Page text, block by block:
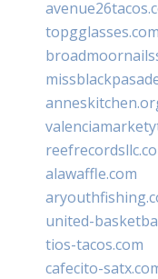
topgglasses.com
alawaffle.com
united-
tios-tacos.com
cafecito-